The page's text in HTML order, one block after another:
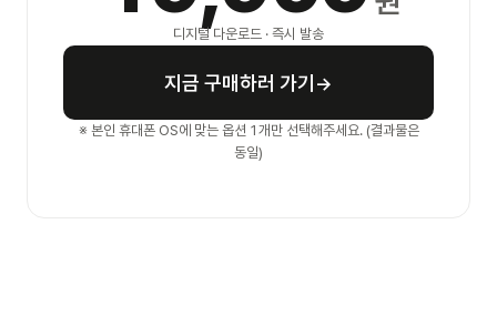
디지털 다운로드 · 즉시 발송
지금 구매하러 가기 →
※ 본인 휴대폰 OS에 맞는 옵션 1개만 선택해주세요. (결과물은
동일)